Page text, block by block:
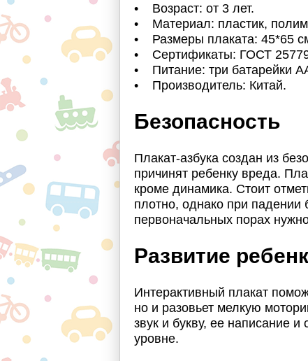
• Возраст: от 3 лет.
• Материал: пластик,
• Размеры плаката: 45*65
• Сертификаты: ГОСТ
• Питание: три батарейки
• Производитель: Китай.
Безопасность
Плакат-азбука создан из
причинят ребенку вреда.
кроме динамика. Стоит
плотно, однако при
первоначальных порах
Развитие
Интерактивный плакат
но и разовьет мелкую
звук и букву, ее написание
уровне.